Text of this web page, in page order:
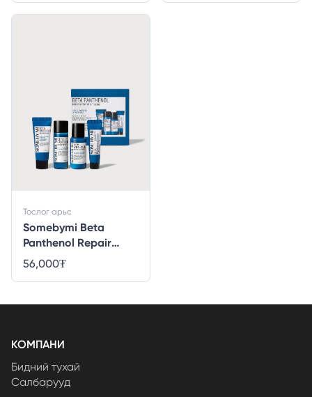
Somebymi Beta
Panthenol Repair
Starter Kit - 4pcs
Тослог арьс
56,000₮
КОМПАНИ
Бидний тухай
Салбарууд